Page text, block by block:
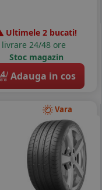
Ultimele 2 bucati!
livrare 24/48 ore
Stoc magazin
4 Adauga in cos
Vara